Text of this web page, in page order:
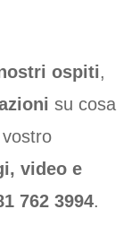
ospiti,
su cosa
video e
762 3994.